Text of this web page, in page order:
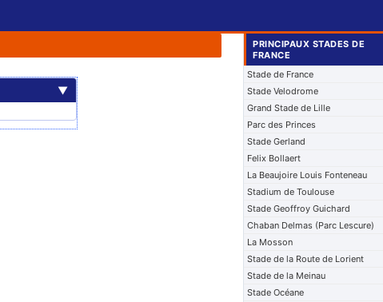
▼
PRINCIPAUX STADES DE
FRANCE
Stade de France
Stade Velodrome
Grand Stade de Lille
Parc des Princes
Stade Gerland
Felix Bollaert
La Beaujoire Louis Fonteneau
Stadium de Toulouse
Stade Geoffroy Guichard
Chaban Delmas (Parc Lescure)
La Mosson
Stade de la Route de Lorient
Stade de la Meinau
Stade Océane